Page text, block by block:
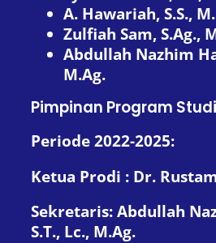
A. Hawariah, S.S.,
Zulfiah Sam, S.Ag.,
Abdullah Nazhim
M.Ag.
Pimpinan Program Studi
Periode 2022-2025:
Ketua Prodi : Dr.
Sekretaris: Abdullah
S.T., Lc., M.Ag.